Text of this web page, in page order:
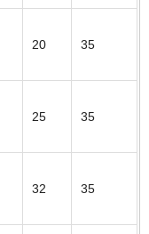
20 35
25 35
32 35